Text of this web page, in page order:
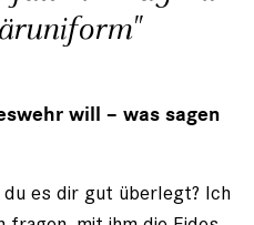
will – was sagen
es dir gut überlegt? Ich